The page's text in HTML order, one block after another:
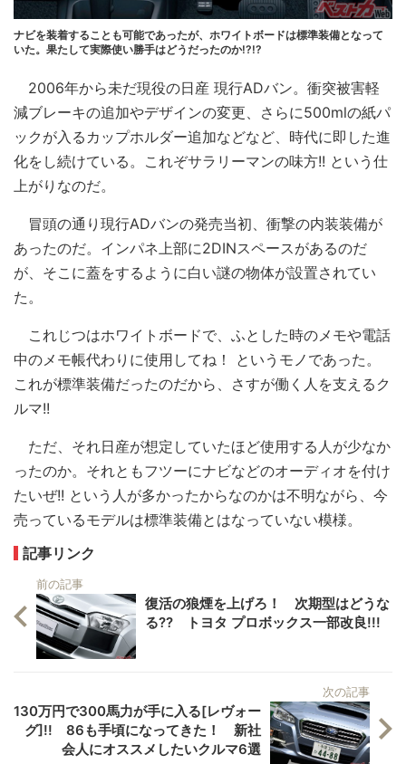
ナビを装着することも可能であったが、ホワイトボードは標準装備となって
いた。果たして実際使い勝手はどうだったのか!?!?
2006年から未だ現役の日産 現行ADバン。衝突被害軽
減ブレーキの追加やデザインの変更、さらに500mlの紙パ
ックが入るカップホルダー追加などなど、時代に即した進
化をし続けている。これぞサラリーマンの味方!! という仕
上がりなのだ。
冒頭の通り現行ADバンの発売当初、衝撃の内装装備が
あったのだ。インパネ上部に2DINスペースがあるのだ
が、そこに蓋をするように白い謎の物体が設置されてい
た。
これじつはホワイトボードで、ふとした時のメモや電話
中のメモ帳代わりに使用してね！ というモノであった。
これが標準装備だったのだから、さすが働く人を支えるク
ルマ!!
ただ、それ日産が想定していたほど使用する人が少なか
ったのか。それともフツーにナビなどのオーディオを付け
たいぜ!! という人が多かったからなのかは不明ながら、今
売っているモデルは標準装備とはなっていない模様。
記事リンク
前の記事
復活の狼煙を上げろ！ 次期型はどうな
る?? トヨタ プロボックス一部改良!!!
次の記事
130万円で300馬力が手に入る[レヴォー
グ]!! 86も手頃になってきた！ 新社
会人にオススメしたいクルマ6選